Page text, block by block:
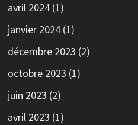
avril 2024 (1)
janvier 2024 (1)
décembre 2023 (2)
octobre 2023 (1)
juin 2023 (2)
avril 2023 (1)